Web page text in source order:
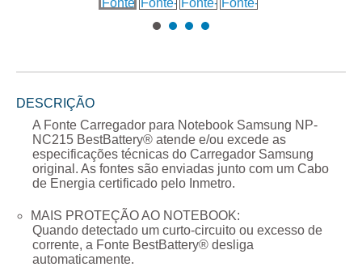
DESCRIÇÃO
A Fonte Carregador para Notebook Samsung NP-
NC215 BestBattery® atende e/ou excede as
especificações técnicas do Carregador Samsung
original. As fontes são enviadas junto com um Cabo
de Energia certificado pelo Inmetro.
MAIS PROTEÇÃO AO NOTEBOOK:
Quando detectado um curto-circuito ou excesso de
corrente, a Fonte BestBattery® desliga
automaticamente.